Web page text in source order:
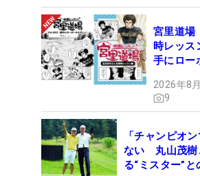
宮里道場
時レッス
手にロー
2026年8
9
「チャンピオ
ない 丸山茂樹
る“ミスター”と